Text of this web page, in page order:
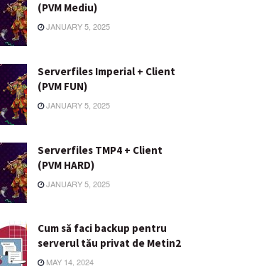
(PVM Mediu)
JANUARY 5, 2025
Serverfiles Imperial + Client
(PVM FUN)
JANUARY 5, 2025
Serverfiles TMP4 + Client
(PVM HARD)
JANUARY 5, 2025
Cum să faci backup pentru
serverul tău privat de Metin2
MAY 14, 2024